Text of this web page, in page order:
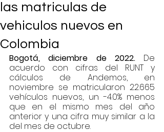
las matriculas de
vehiculos nuevos en
Colombia
Bogotá, diciembre de 2022. De
acuerdo con cifras del RUNT y
cálculos de Andemos, en
noviembre se matricularon 22.665
vehículos nuevos, un -4.0% menos
que en el mismo mes del año
anterior y una cifra muy similar a la
del mes de octubre.